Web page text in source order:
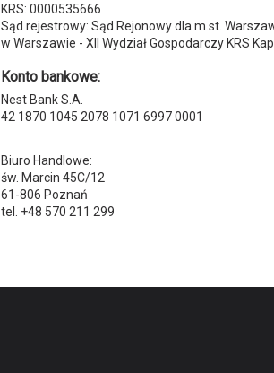
KRS: 0000535666
Sąd rejestrowy: Sąd Rejonowy dla m.st.
w Warszawie - XII Wydział Gospodarczy KRS
Konto bankowe:
Nest Bank S.A.
42 1870 1045 2078 1071 6997 0001
Biuro Handlowe:
św. Marcin 45C/12
61-806 Poznań
tel. +48 570 211 299